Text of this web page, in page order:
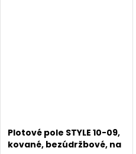
Plotové pole STYLE 10-09,
kované, bezúdržbové, na